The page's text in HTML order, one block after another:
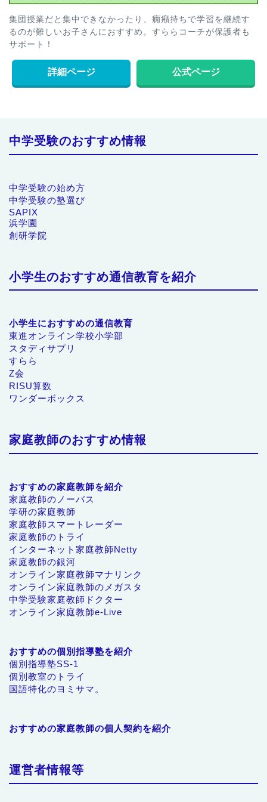
集団授業だと集中できなかったり、癇癪持ちで学習を継続す
るのが難しいお子さんにおすすめ。すららコーチが保護者も
サポート！
詳細ページ 公式ページ
中学受験のおすすめ情報
中学受験の始め方
中学受験の塾選び
SAPIX
浜学園
創研学院
小学生のおすすめ通信教育を紹介
小学生におすすめの通信教育
東進オンライン学校小学部
スタディサプリ
すらら
Z会
RISU算数
ワンダーボックス
家庭教師のおすすめ情報
おすすめの家庭教師を紹介
家庭教師のノーバス
学研の家庭教師
家庭教師スマートレーダー
家庭教師のトライ
インターネット家庭教師Netty
家庭教師の銀河
オンライン家庭教師マナリンク
オンライン家庭教師のメガスタ
中学受験家庭教師ドクター
オンライン家庭教師e-Live
おすすめの個別指導塾を紹介
個別指導塾SS-1
個別教室のトライ
国語特化のヨミサマ。
おすすめの家庭教師の個人契約を紹介
運営者情報等